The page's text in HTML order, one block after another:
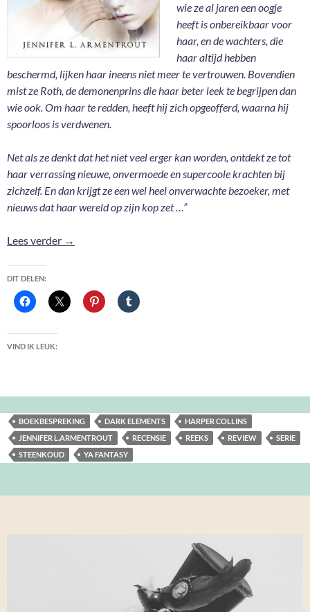
wie ze al jaren een oogje
heeft is onbereikbaar voor
haar, en de wachters, die
haar altijd hebben
beschermd, lijken haar ineens niet meer te vertrouwen. Bovendien
mist ze Roth, de demonenprins die haar beter leek te begrijpen dan
wie ook. Om haar te redden, heeft hij zich opgeofferd, waarna hij
spoorloos is verdwenen.
Net als ze denkt dat het niet veel erger kan worden, ontdekt ze tot
haar verrassing nieuwe, onvermoede en supercoole krachten bij
zichzelf. En dan krijgt ze een wel heel onverwachte bezoeker, met
nieuws dat haar wereld op zijn kop zet …”
Lees verder Steenkoud – Jennifer L. Armentrout
→
DIT DELEN:
VIND IK LEUK:
BOEKBESPREKING DARK ELEMENTS
HARPER COLLINS
JENNIFER L.ARMENTROUT
RECENSIE REEKS REVIEW
SERIE
STEENKOUD
YA FANTASY